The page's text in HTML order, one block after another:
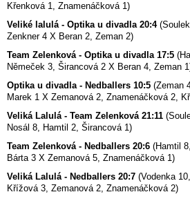
Křenková 1, Znamenáčková 1)
Veliké lalulá - Optika u divadla 20:4
Zenkner 4 X Beran 2, Zeman 2)
Team Zelenková - Optika u divadla 17:5
Němeček 3, Širancová 2 X Beran 4, Zeman
Optika u divadla - Nedballers 10:5 (Zeman
Marek 1 X Zemanová 2, Znamenáčková 2,
Veliká Lalulá - Team Zelenková 21:11
Nosál 8, Hamtil 2, Širancová 1)
Team Zelenková - Nedballers 20:6 (Hamtil
Bárta 3 X Zemanová 5, Znamenáčková 1)
Veliká Lalulá - Nedballers 20:7 (Vodenka
Křížová 3, Zemanová 2, Znamenáčková 2)